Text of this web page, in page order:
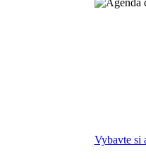
Vybavte si